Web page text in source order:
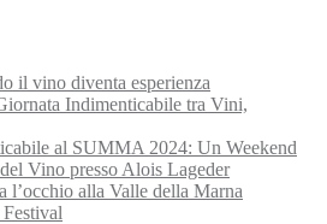
il vino diventa esperienza
Indimenticabile tra Vini,
al SUMMA 2024: Un Weekend
Vino presso Alois Lageder
alla Valle della Marna